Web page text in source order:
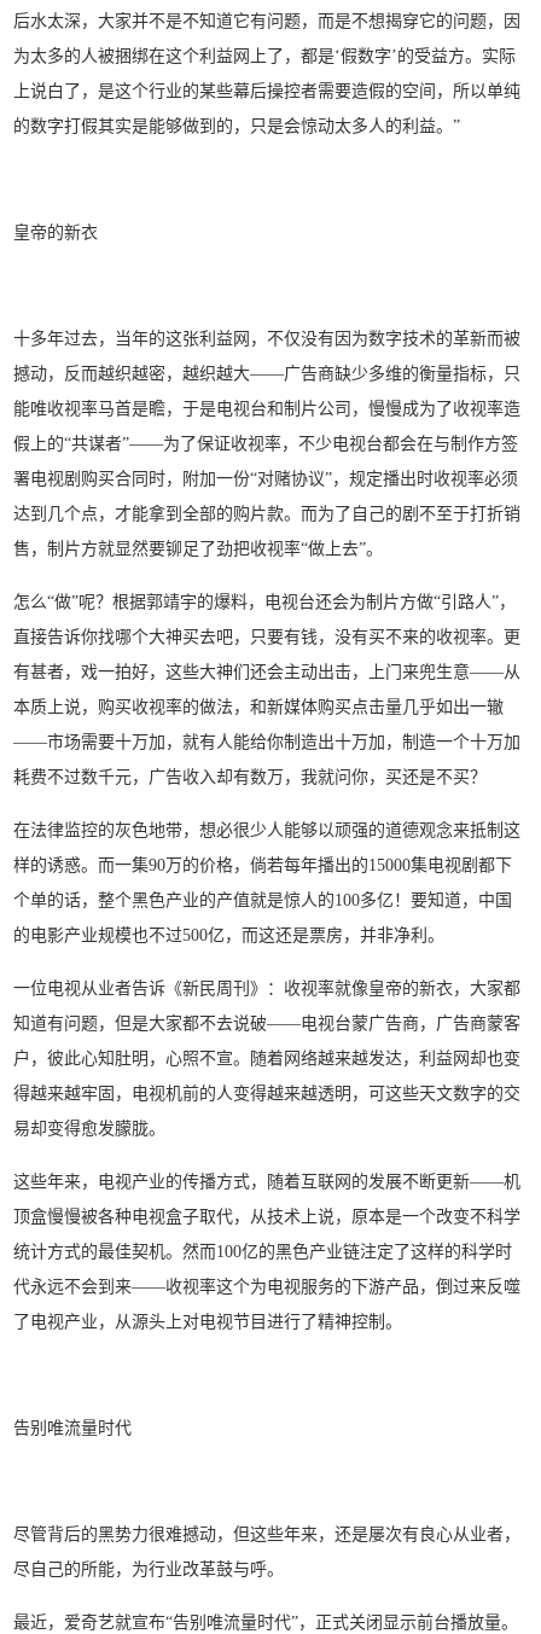
后水太深，大家并不是不知道它有问题，而是不想揭穿它的问题，因
为太多的人被捆绑在这个利益网上了，都是‘假数字’的受益方。实际
上说白了，是这个行业的某些幕后操控者需要造假的空间，所以单纯
的数字打假其实是能够做到的，只是会惊动太多人的利益。”
皇帝的新衣
十多年过去，当年的这张利益网，不仅没有因为数字技术的革新而被
撼动，反而越织越密，越织越大——广告商缺少多维的衡量指标，只
能唯收视率马首是瞻，于是电视台和制片公司，慢慢成为了收视率造
假上的“共谋者”——为了保证收视率，不少电视台都会在与制作方签
署电视剧购买合同时，附加一份“对赌协议”，规定播出时收视率必须
达到几个点，才能拿到全部的购片款。而为了自己的剧不至于打折销
售，制片方就显然要铆足了劲把收视率“做上去”。
怎么“做”呢？根据郭靖宇的爆料，电视台还会为制片方做“引路人”，
直接告诉你找哪个大神买去吧，只要有钱，没有买不来的收视率。更
有甚者，戏一拍好，这些大神们还会主动出击，上门来兜生意——从
本质上说，购买收视率的做法，和新媒体购买点击量几乎如出一辙
——市场需要十万加，就有人能给你制造出十万加，制造一个十万加
耗费不过数千元，广告收入却有数万，我就问你，买还是不买？
在法律监控的灰色地带，想必很少人能够以顽强的道德观念来抵制这
样的诱惑。而一集90万的价格，倘若每年播出的15000集电视剧都下
个单的话，整个黑色产业的产值就是惊人的100多亿！要知道，中国
的电影产业规模也不过500亿，而这还是票房，并非净利。
一位电视从业者告诉《新民周刊》：收视率就像皇帝的新衣，大家都
知道有问题，但是大家都不去说破——电视台蒙广告商，广告商蒙客
户，彼此心知肚明，心照不宣。随着网络越来越发达，利益网却也变
得越来越牢固，电视机前的人变得越来越透明，可这些天文数字的交
易却变得愈发朦胧。
这些年来，电视产业的传播方式，随着互联网的发展不断更新——机
顶盒慢慢被各种电视盒子取代，从技术上说，原本是一个改变不科学
统计方式的最佳契机。然而100亿的黑色产业链注定了这样的科学时
代永远不会到来——收视率这个为电视服务的下游产品，倒过来反噬
了电视产业，从源头上对电视节目进行了精神控制。
告别唯流量时代
尽管背后的黑势力很难撼动，但这些年来，还是屡次有良心从业者，
尽自己的所能，为行业改革鼓与呼。
最近，爱奇艺就宣布“告别唯流量时代”，正式关闭显示前台播放量。